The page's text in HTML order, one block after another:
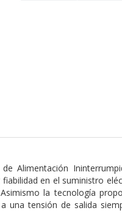
Alimentación
en el suministro
la tecnología
una tensión de salida